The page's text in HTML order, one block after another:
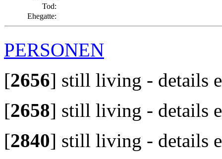
Tod:
Ehegatte:
PERSONEN
[2656] still living - details
[2658] still living - details
[2840] still living - details